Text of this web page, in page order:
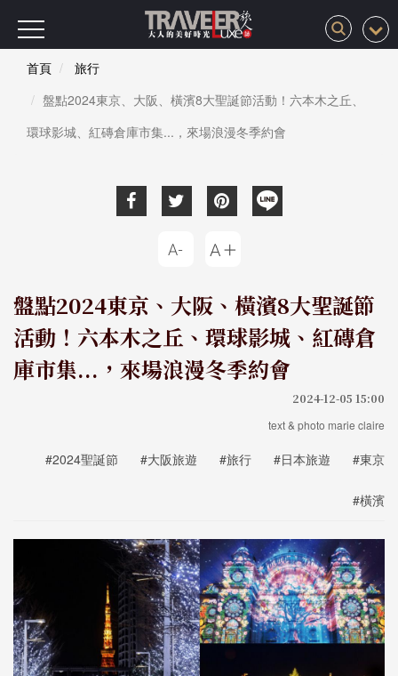
首頁
旅行
盤點2024東京、大阪、橫濱8大聖誕節活動！六本木之丘、
環球影城、紅磚倉庫市集...，來場浪漫冬季約會
盤點2024東京、大阪、橫濱8大聖誕節
活動！六本木之丘、環球影城、紅磚倉
庫市集...，來場浪漫冬季約會
2024-12-05 15:00
text & photo marie claire
#2024聖誕節 #大阪旅遊 #旅行 #日本旅遊 #東京
#橫濱